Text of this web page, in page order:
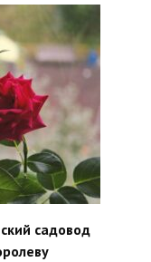
садовод